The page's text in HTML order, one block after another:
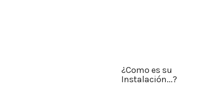
¿Como es su
Instalación...?